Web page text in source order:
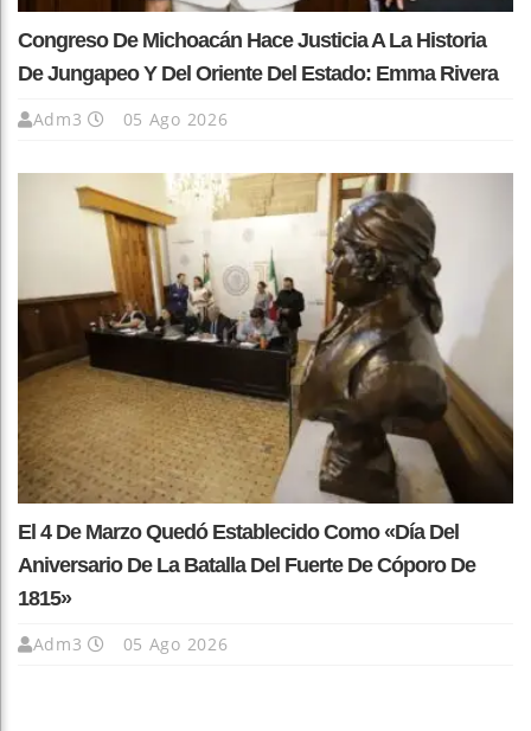
Congreso De Michoacán Hace Justicia A La Historia
De Jungapeo Y Del Oriente Del Estado: Emma Rivera
Adm3 05 Ago 2026
El 4 De Marzo Quedó Establecido Como «Día Del
Aniversario De La Batalla Del Fuerte De Cóporo De
1815»
Adm3 05 Ago 2026